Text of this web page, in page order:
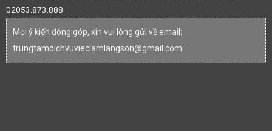
02053.873.888
Mọi ý kiến đóng góp, xin vui lòng gửi về email:
trungtamdichvuvieclamlangson@gmail.com